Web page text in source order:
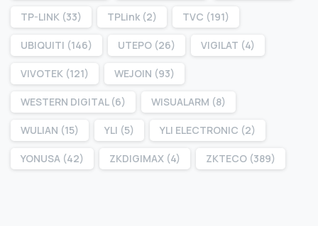
TP-LINK (33) TPLink (2) TVC (191)
UBIQUITI (146) UTEPO (26) VIGILAT (4)
VIVOTEK (121) WEJOIN (93)
WESTERN DIGITAL(6) WISUALARM (8)
WULIAN (15) YLI (5) YLI ELECTRONIC (2)
YONUSA (42) ZKDIGIMAX (4) ZKTECO (389)